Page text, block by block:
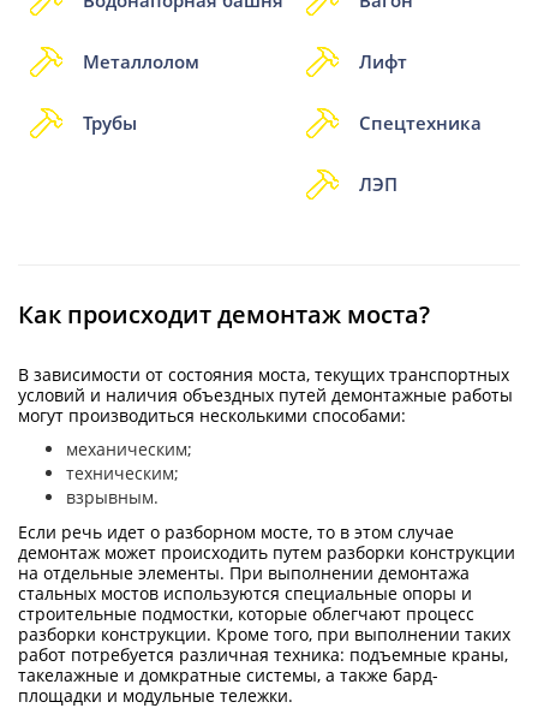
Металлолом
Трубы
Лифт
Спецтехника
ЛЭП
Как происходит демонтаж моста?
В зависимости от состояния моста, текущих транспортных
условий и наличия объездных путей демонтажные работы
могут производиться несколькими способами:
механическим;
техническим;
взрывным.
Если речь идет о разборном мосте, то в этом случае
демонтаж может происходить путем разборки конструкции
на отдельные элементы. При выполнении демонтажа
стальных мостов используются специальные опоры и
строительные подмостки, которые облегчают процесс
разборки конструкции. Кроме того, при выполнении таких
работ потребуется различная техника: подъемные краны,
такелажные и домкратные системы, а также бард-
площадки и модульные тележки.